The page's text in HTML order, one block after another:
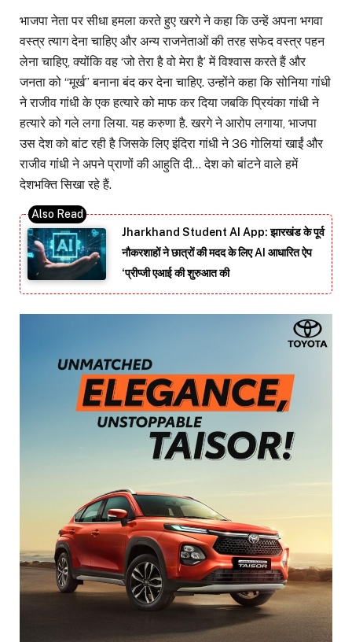
भाजपा नेता पर सीधा हमला करते हुए खरगे ने कहा कि उन्हें अपना भगवा
वस्त्र त्याग देना चाहिए और अन्य राजनेताओं की तरह सफेद वस्त्र पहन
लेना चाहिए, क्योंकि वह ‘जो तेरा है वो मेरा है’ में विश्वास करते हैं और
जनता को “मूर्ख” बनाना बंद कर देना चाहिए. उन्होंने कहा कि सोनिया गांधी
ने राजीव गांधी के एक हत्यारे को माफ कर दिया जबकि प्रियंका गांधी ने
हत्यारे को गले लगा लिया. यह करुणा है. खरगे ने आरोप लगाया, भाजपा
उस देश को बांट रही है जिसके लिए इंदिरा गांधी ने 36 गोलियां खाईं और
राजीव गांधी ने अपने प्राणों की आहुति दी… देश को बांटने वाले हमें
देशभक्ति सिखा रहे हैं.
Jharkhand Student AI App: झारखंड के पूर्व
नौकरशाहों ने छात्रों की मदद के लिए AI आधारित ऐप
‘प्रीप्जी एआई की शुरुआत की